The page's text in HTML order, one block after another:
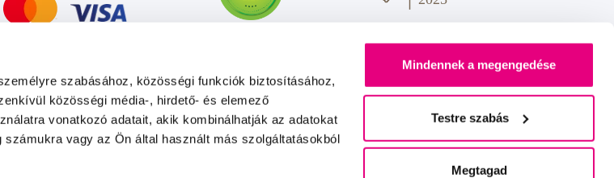
szabásához, közösségi funkciók biztosításához,
közösségi média-, hirdető- és elemező
vonatkozó adatait, akik kombinálhatják az adatokat
vagy az Ön által használt más szolgáltatásokból
Mindennek a megengedése
Testre szabás
Megtagad